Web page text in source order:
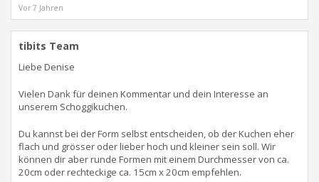
Vor 7 Jahren
tibits Team
Liebe Denise
Vielen Dank für deinen Kommentar und dein Interesse an
unserem Schoggikuchen.
Du kannst bei der Form selbst entscheiden, ob der Kuchen eher
flach und grösser oder lieber hoch und kleiner sein soll. Wir
können dir aber runde Formen mit einem Durchmesser von ca.
20cm oder rechteckige ca. 15cm x 20cm empfehlen.